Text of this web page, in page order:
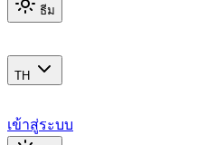
ธีม
TH
เข้าสู่ระบบ